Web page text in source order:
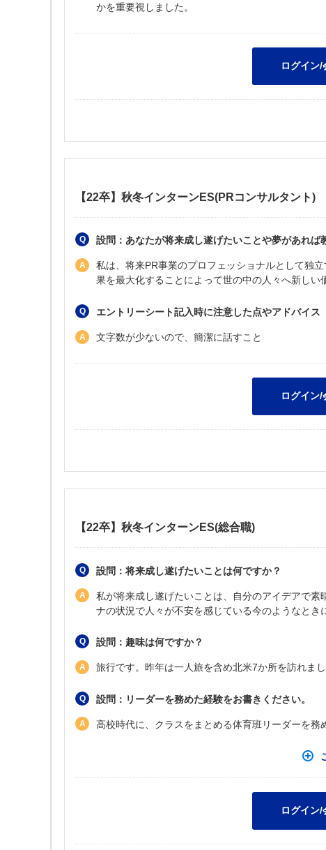
かを重要視しました。
【22卒】秋冬インターンES(PRコンサルタント)
設問：あなたが将来成し遂げたいことや夢があれば
私は、将来PR事業のプロフェッショナルとして独
果を最大化することによって世の中の人々へ新し
エントリーシート記入時に注意した点やアドバイス
文字数が少ないので、簡潔に話すこと
【22卒】秋冬インターンES(総合職)
設問：将来成し遂げたいことは何ですか？
私が将来成し遂げたいことは、自分のアイデアで
ナの状況で人々が不安を感じている今のようなと
設問：趣味は何ですか？
旅行です。昨年は一人旅を含め北米7か所を訪れま
設問：リーダーを務めた経験をお書きください。
高校時代に、クラスをまとめる体育班リーダーを務